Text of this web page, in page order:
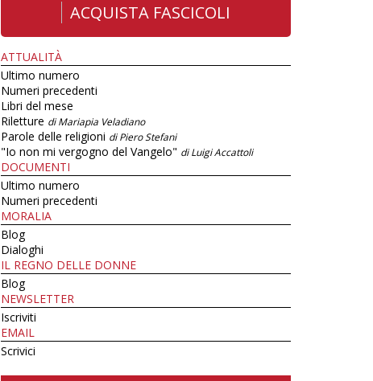
ACQUISTA FASCICOLI
ATTUALITÀ
Ultimo numero
Numeri precedenti
Libri del mese
Riletture di Mariapia Veladiano
Parole delle religioni di Piero Stefani
"Io non mi vergogno del Vangelo" di Luigi Accattoli
DOCUMENTI
Ultimo numero
Numeri precedenti
MORALIA
Blog
Dialoghi
IL REGNO DELLE DONNE
Blog
NEWSLETTER
Iscriviti
EMAIL
Scrivici